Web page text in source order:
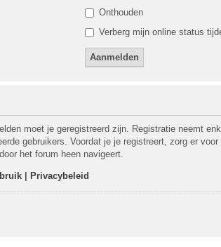
Onthouden
Verberg mijn online status
moet je geregistreerd zijn. Registratie neemt
gebruikers. Voordat je je registreert, zorg er
het forum heen navigeert.
Privacybeleid